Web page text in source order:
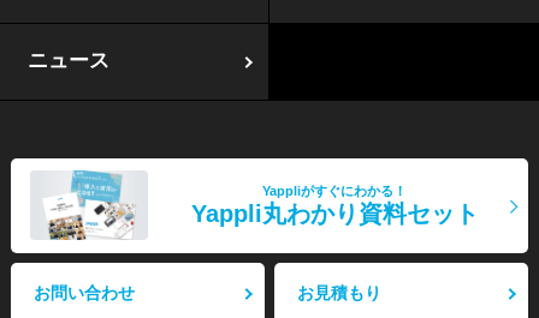
ニュース
Yappliがすぐにわかる！
Yappli丸わかり資料セット
お問い合わせ お見積もり